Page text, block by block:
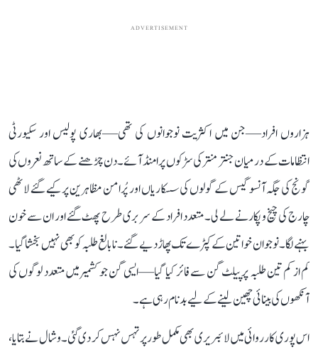
ADVERTISEMENT
ہزاروں افراد—جن میں اکثریت نوجوانوں کی تھی—بھاری پولیس اور سکیورٹی
انتظامات کے درمیان جنتر منتر کی سڑکوں پر امنڈ آئے۔ دن چڑھنے کے ساتھ نعروں کی
گونج کی جگہ آنسو گیس کے گولوں کی سسکاریاں اور پُرامن مظاہرین پر کیے گئے لاٹھی
چارج کی چیخ و پکار نے لے لی۔ متعدد افراد کے سر بری طرح پھٹ گئے اور ان سے خون
بہنے لگا۔ نوجوان خواتین کے کپڑے تک پھاڑ دیے گئے۔ نابالغ طلبہ کو بھی نہیں بخشا گیا۔
کم از کم تین طلبہ پر پیلٹ گن سے فائر کیا گیا—ایسی گن جو کشمیر میں متعدد لوگوں کی
آنکھوں کی بینائی چھین لینے کے لیے بدنام رہی ہے۔
اس پوری کارروائی میں لائبریری بھی مکمل طور پر تہس نہس کر دی گئی۔ وشال نے بتایا،